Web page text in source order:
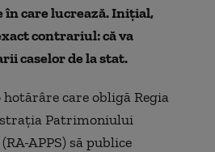
care lucrează. Inițial,
contrariul: că va
caselor de la stat.
care obligă Regia
Patrimoniului
APPS) să publice